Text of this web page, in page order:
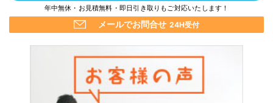
年中無休・お見積無料・即日引き取りもご対応いたします！
メールでお問合せ 24H受付